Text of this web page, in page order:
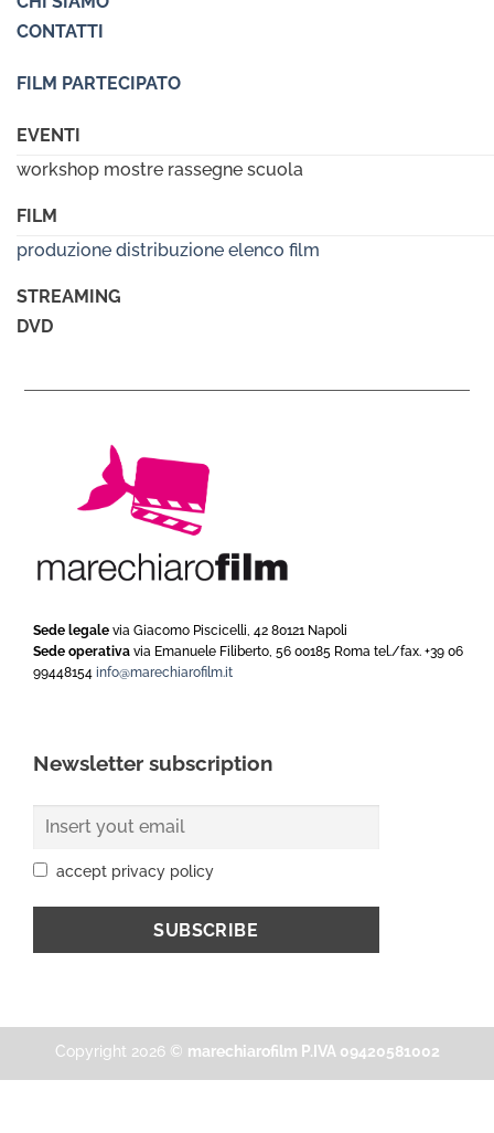
CONTATTI
FILM PARTECIPATO
EVENTI
workshop mostre rassegne scuola
FILM
produzione distribuzione elenco film
STREAMING
DVD
Sede legale via Giacomo Piscicelli, 42 80121 Napoli
Sede operativa via Emanuele Filiberto, 56 00185 Roma tel./fax. +39 06
99448154 info@marechiarofilm.it
Newsletter subscription
accept privacy policy
Copyright 2026 © marechiarofilm P.IVA 09420581002